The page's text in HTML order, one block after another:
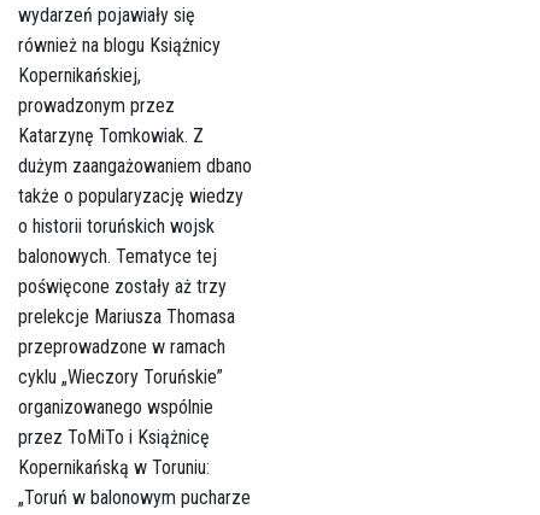
wydarzeń pojawiały się
również na blogu Książnicy
Kopernikańskiej,
prowadzonym przez
Katarzynę Tomkowiak. Z
dużym zaangażowaniem dbano
także o popularyzację wiedzy
o historii toruńskich wojsk
balonowych. Tematyce tej
poświęcone zostały aż trzy
prelekcje Mariusza Thomasa
przeprowadzone w ramach
cyklu „Wieczory Toruńskie”
organizowanego wspólnie
przez ToMiTo i Książnicę
Kopernikańską w Toruniu:
„Toruń w balonowym pucharze